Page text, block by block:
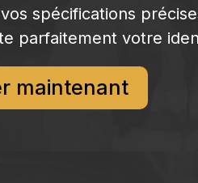
spécifications
parfaitement votre
maintenant